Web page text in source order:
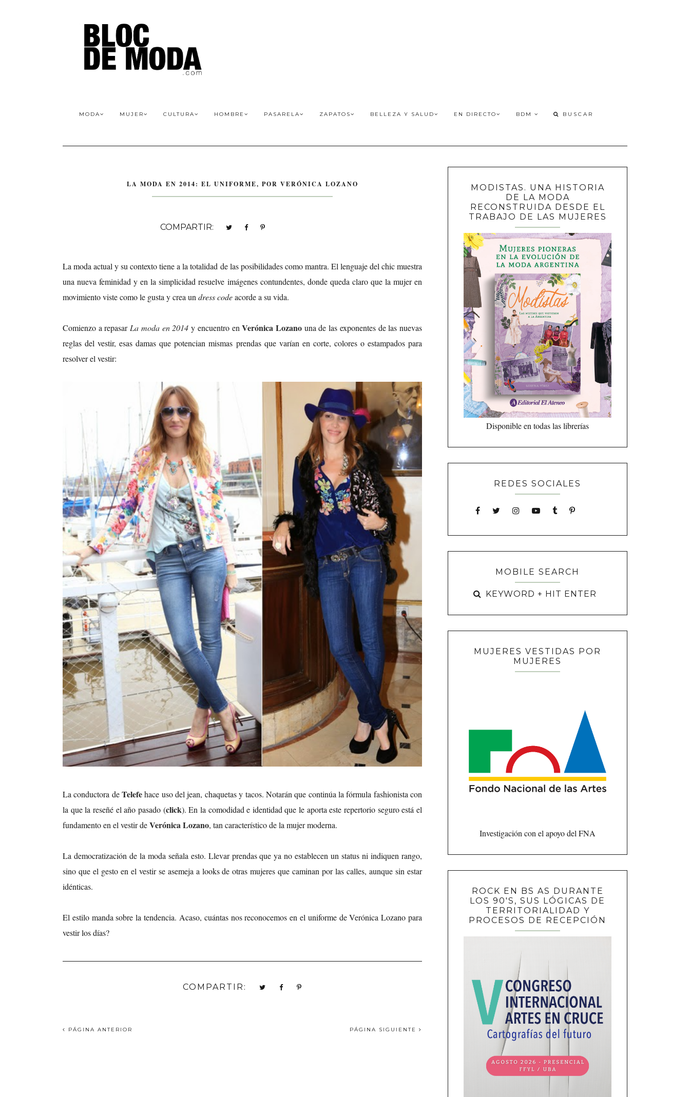
MODA MUJER CULTURA HOMBRE PASARELA ZAPATOS BELLEZA Y SALUD EN DIRECTO BDM
LA MODA EN 2014: EL UNIFORME, POR VERÓNICA LOZANO
COMPARTIR:
La moda actual y su contexto tiene a la totalidad de las posibilidades como mantra. El lenguaje del chic muestra
una nueva feminidad y en la simplicidad resuelve imágenes contundentes, donde queda claro que la mujer en
movimiento viste como le gusta y crea undress codeacorde a su vida.
Comienzo a repasarLa moda en 2014 y encuentro enVerónica Lozanouna de las exponentes de las nuevas
reglas del vestir, esas damas que potencian mismas prendas que varían en corte, colores o estampados para
resolver el vestir:
La conductora deTelefehace uso del jean, chaquetas y tacos. Notarán que continúa la fórmula fashionista con
la que la reseñé el año pasado (click). En la comodidad e identidad que le aporta este repertorio seguro está el
fundamento en el vestir deVerónica Lozano, tan característico de la mujer moderna.
La democratización de la moda señala esto. Llevar prendas que ya no establecen un status ni indiquen rango,
sino que el gesto en el vestir se asemeja a looks de otras mujeres que caminan por las calles, aunque sin estar
idénticas.
El estilo manda sobre la tendencia. Acaso, cuántas nos reconocemos en el uniforme de Verónica Lozano para
vestir los días?
COMPARTIR:
PÁGINA ANTERIOR PÁGINA SIGUIENTE
MODISTAS. UNA HISTORIA
DE LA MODA
RECONSTRUIDA DESDE EL
TRABAJO DE LAS MUJERES
Disponible en todas las librerías
REDES SOCIALES
MOBILE SEARCH
MUJERES VESTIDAS POR
MUJERES
Investigación con el apoyo del FNA
ROCK EN BS AS DURANTE
LOS 90'S, SUS LÓGICAS DE
TERRITORIALIDAD Y
PROCESOS DE RECEPCIÓN